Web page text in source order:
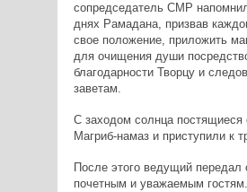
сопредседатель СМР
днях Рамадана, призвав
свое положение, приложить
для очищения души
благодарности Творцу и
заветам.
С заходом солнца постящиеся
Магриб-намаз и приступили к
После этого ведущий передал
почетным и уважаемым